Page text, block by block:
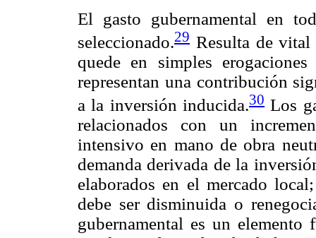
El gasto gubernamental en
seleccionado.29 Resulta de vital
quede en simples
representan una contribución
a la inversión inducida.30Los
relacionados con un
intensivo en mano de obra
demanda derivada de la
elaborados en el mercado
debe ser disminuida o
gubernamental es un